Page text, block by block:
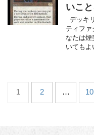
いこ
デッキ
ティフ
なたは
いてもよ
1 2 … 10